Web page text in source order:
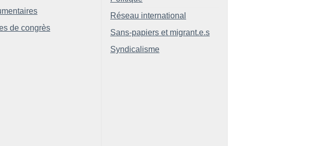
de congrès
Réseau international
Sans-papiers et migrant.e.s
Syndicalisme